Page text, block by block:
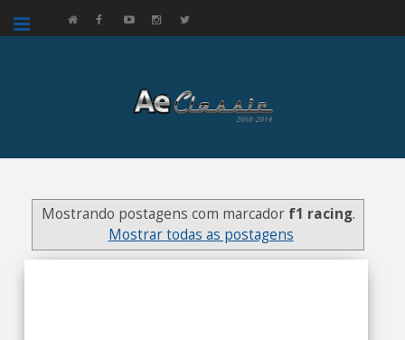
Mostrando postagens com marcador f1 racing.
Mostrar todas as postagens